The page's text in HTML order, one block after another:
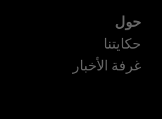
حول
حكايتنا
غرفة الأخبار